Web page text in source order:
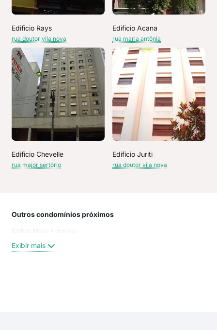
Edificio Rays
rua doutor vila nova
Edificio Acana
rua maria antônia
Edificio Chevelle
rua major sertório
Edificio Juriti
rua doutor vila nova
Outros condomínios próximos
Edificio Maria Antonieta
Exibir mais